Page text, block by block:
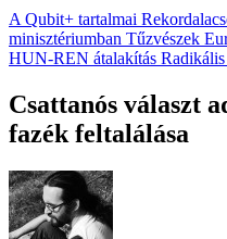
A Qubit+ tartalmai
minisztériumban Tűzvészek
HUN-REN átalakítás
Csattanós választ
fazék feltalálása